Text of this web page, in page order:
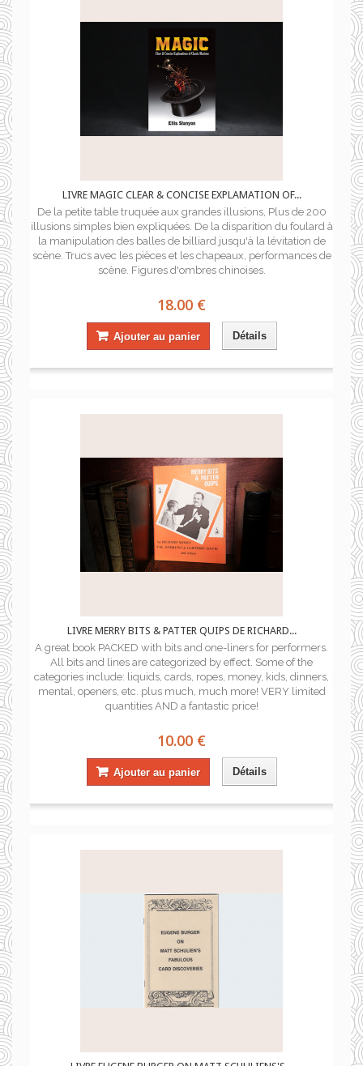
LIVRE MAGIC CLEAR & CONCISE EXPLAMATION OF...
De la petite table truquée aux grandes illusions, Plus de 200
illusions simples bien expliquées. De la disparition du foulard à
la manipulation des balles de billiard jusqu'à la lévitation de
scène. Trucs avec les pièces et les chapeaux, performances de
scène. Figures d'ombres chinoises.
18.00 €
Ajouter au panier Détails
LIVRE MERRY BITS & PATTER QUIPS DE RICHARD...
A great book PACKED with bits and one-liners for performers.
All bits and lines are categorized by effect. Some of the
categories include: liquids, cards, ropes, money, kids, dinners,
mental, openers, etc. plus much, much more! VERY limited
quantities AND a fantastic price!
10.00 €
Ajouter au panier Détails